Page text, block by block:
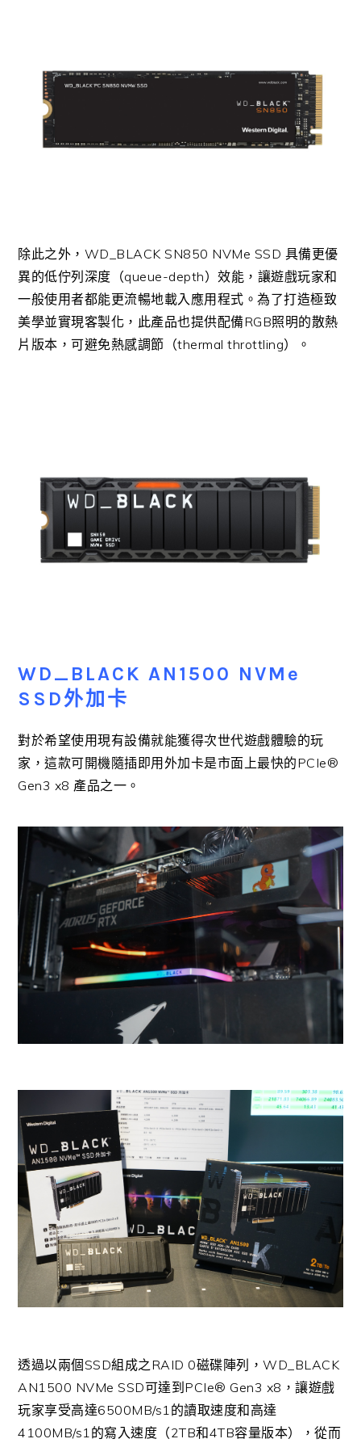
除此之外，WD_BLACK SN850 NVMe SSD 具備更優
異的低佇列深度（queue-depth）效能，讓遊戲玩家和
一般使用者都能更流暢地載入應用程式。為了打造極致
美學並實現客製化，此產品也提供配備RGB照明的散熱
片版本，可避免熱感調節（thermal throttling）。
WD_BLACK AN1500 NVMe
SSD外加卡
對於希望使用現有設備就能獲得次世代遊戲體驗的玩
家，這款可開機隨插即用外加卡是市面上最快的PCIe®
Gen3 x8 產品之一。
透過以兩個SSD組成之RAID 0磁碟陣列，WD_BLACK
AN1500 NVMe SSD可達到PCIe® Gen3 x8，讓遊戲
玩家享受高達6500MB/s1的讀取速度和高達
4100MB/s1的寫入速度（2TB和4TB容量版本），從而